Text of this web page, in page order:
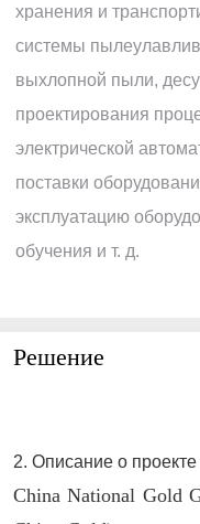
хранения и
системы
выхлопной пыли,
проектирования
электрической
поставки
эксплуатацию
обучения и т. д.
Решение
2. Описание о проекте
China National Gold